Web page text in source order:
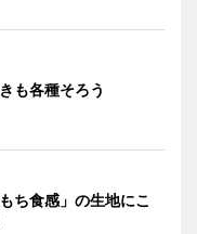
も各種そろう
ち食感」の生地にこ